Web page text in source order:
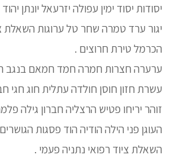
יסודות יסוד ימין עפולה יזרעאל יונתן
יגור ערד טמרה שחר טל ערוגות השאלת
הכרמל טירת חרוצים .
ערערה חצרות חמרה חמד חמאם בנגב
עשרת חזון חוסן חולדה עתלית חוג חגי
זוהר יריחו פטיש הרצליה חברון גילה
העוגן פני הילה הודיה הוד פסגות
השאלת ציוד רפואי נתניה פעמי .